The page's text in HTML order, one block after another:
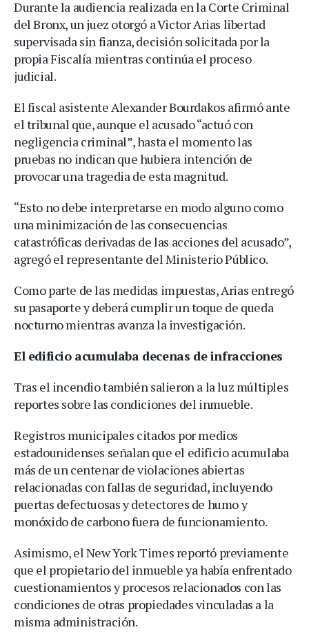
Durante la audiencia realizada en la Corte Criminal
del Bronx, un juez otorgó a Victor Arias libertad
supervisada sin fianza, decisión solicitada por la
propia Fiscalía mientras continúa el proceso
judicial.
El fiscal asistente Alexander Bourdakos afirmó ante
el tribunal que, aunque el acusado “actuó con
negligencia criminal”, hasta el momento las
pruebas no indican que hubiera intención de
provocar una tragedia de esta magnitud.
“Esto no debe interpretarse en modo alguno como
una minimización de las consecuencias
catastróficas derivadas de las acciones del acusado”,
agregó el representante del Ministerio Público.
Como parte de las medidas impuestas, Arias entregó
su pasaporte y deberá cumplir un toque de queda
nocturno mientras avanza la investigación.
El edificio acumulaba decenas de infracciones
Tras el incendio también salieron a la luz múltiples
reportes sobre las condiciones del inmueble.
Registros municipales citados por medios
estadounidenses señalan que el edificio acumulaba
más de un centenar de violaciones abiertas
relacionadas con fallas de seguridad, incluyendo
puertas defectuosas y detectores de humo y
monóxido de carbono fuera de funcionamiento.
Asimismo, el New York Times reportó previamente
que el propietario del inmueble ya había enfrentado
cuestionamientos y procesos relacionados con las
condiciones de otras propiedades vinculadas a la
misma administración.